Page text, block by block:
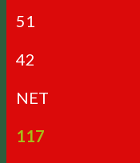
51
42
NET
117